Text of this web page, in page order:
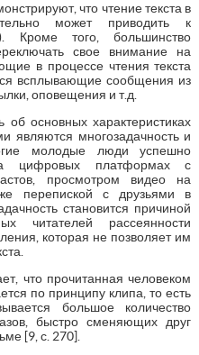
что чтение текста в
может приводить к
Кроме того, большинство
свое внимание на
в процессе чтения текста
всплывающие сообщения из
оповещения и т.д.
об основных характеристиках
являются многозадачность и
молодые люди успешно
цифровых платформах с
просмотром видео на
перепиской с друзьями в
становится причиной
читателей рассеянности
которая не позволяет им
что прочитанная человеком
по принципу клипа, то есть
большое количество
быстро сменяющих друг
[9, с. 270].